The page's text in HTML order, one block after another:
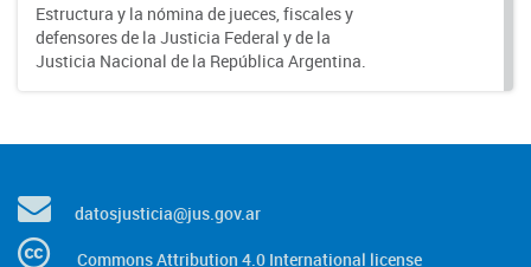
Estructura y la nómina de jueces, fiscales y
defensores de la Justicia Federal y de la
Justicia Nacional de la República Argentina.
datosjusticia@jus.gov.ar
Commons Attribution 4.0 International license